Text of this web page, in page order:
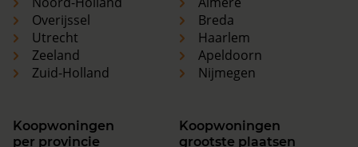
Overijssel
Utrecht
Zeeland
Zuid-Holland
Breda
Haarlem
Apeldoorn
Nijmegen
Koopwoningen
per provincie
Koopwoningen
grootste plaatsen